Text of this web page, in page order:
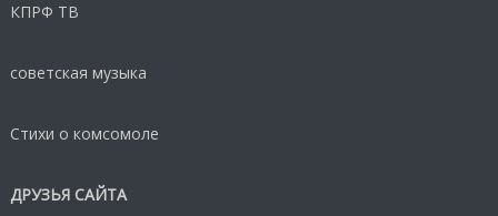
КПРФ ТВ
советская музыка
Стихи о комсомоле
ДРУЗЬЯ САЙТА